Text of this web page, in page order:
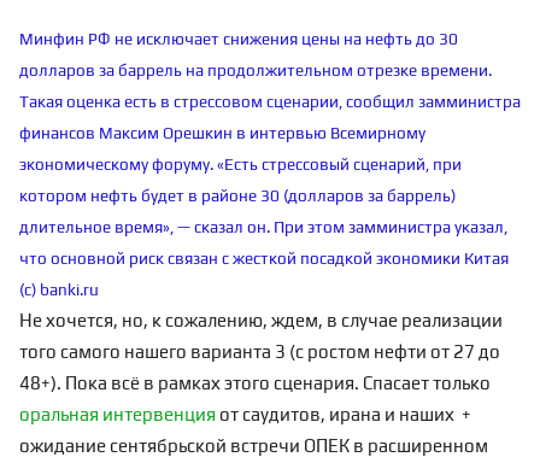
Минфин РФ не исключает снижения цены на нефть до 30
долларов за баррель на продолжительном отрезке времени.
Такая оценка есть в стрессовом сценарии, сообщил замминистра
финансов Максим Орешкин в интервью Всемирному
экономическому форуму. «Есть стрессовый сценарий, при
котором нефть будет в районе 30 (долларов за баррель)
длительное время», — сказал он. При этом замминистра указал,
что основной риск связан с жесткой посадкой экономики Китая
(с) banki.ru
Не хочется, но, к сожалению, ждем, в случае реализации
того самого нашего варианта 3 (с ростом нефти от 27 до
48+). Пока всё в рамках этого сценария. Спасает только
оральная интервенция от саудитов, ирана и наших +
ожидание сентябрьской встречи ОПЕК в расширенном